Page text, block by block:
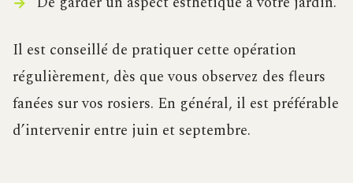
Il est conseillé de pratiquer cette opération
régulièrement, dès que vous observez des fleurs
fanées sur vos rosiers. En général, il est préférable
d’intervenir entre juin et septembre.